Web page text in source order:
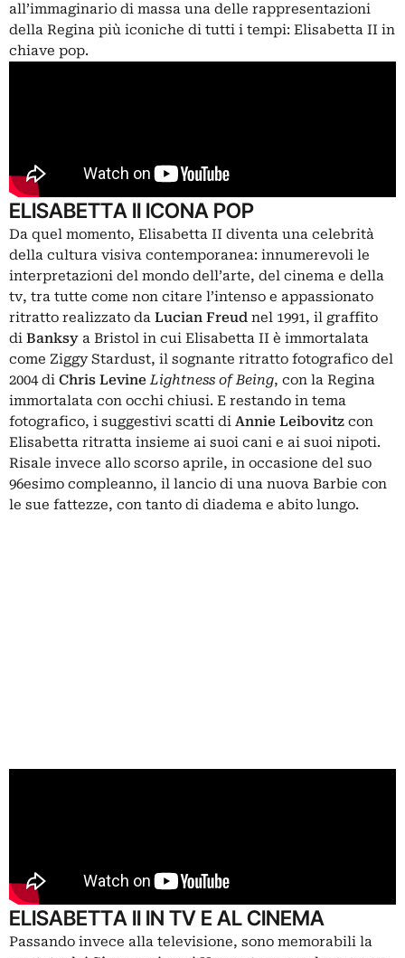
all’immaginario di massa una delle rappresentazioni
della Regina più iconiche di tutti i tempi: Elisabetta II in
chiave pop.
ELISABETTA II ICONA POP
Da quel momento, Elisabetta II diventa una celebrità
della cultura visiva contemporanea: innumerevoli le
interpretazioni del mondo dell’arte, del cinema e della
tv, tra tutte come non citare l’intenso e appassionato
ritratto realizzato da Lucian Freud nel 1991, il graffito
di Banksy a Bristol in cui Elisabetta II è immortalata
come Ziggy Stardust, il sognante ritratto fotografico del
2004 di Chris Levine Lightness of Being, con la Regina
immortalata con occhi chiusi. E restando in tema
fotografico, i suggestivi scatti di Annie Leibovitz con
Elisabetta ritratta insieme ai suoi cani e ai suoi nipoti.
Risale invece allo scorso aprile, in occasione del suo
96esimo compleanno, il lancio di una nuova Barbie con
le sue fattezze, con tanto di diadema e abito lungo.
ELISABETTA II IN TV E AL CINEMA
Passando invece alla televisione, sono memorabili la